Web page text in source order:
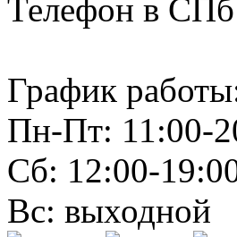
Телефон в
+7
График
Пн-Пт: 11:00-
Сб: 12:00-
Вс: выходной